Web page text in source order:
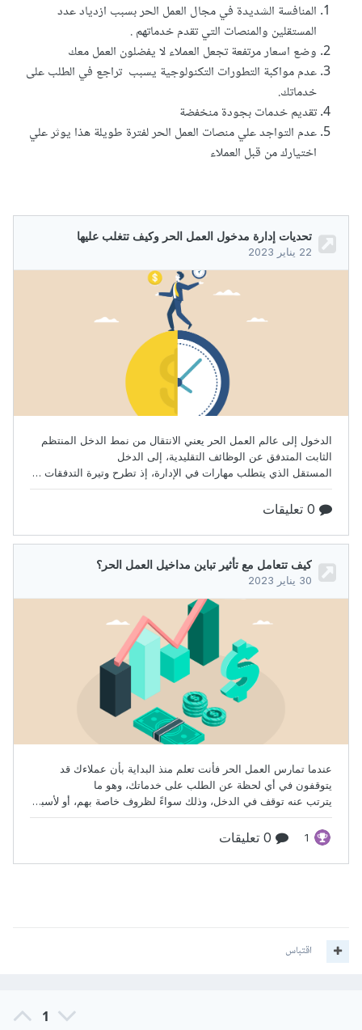
المنافسة الشديدة في مجال العمل الحر بسبب ازدياد عدد
المستقلين والمنصات التي تقدم خدماتهم .
وضع اسعار مرتفعة تجعل العملاء لا يفضلون العمل معك
عدم مواكبة التطورات التكنولوجية يسبب تراجع في الطلب على
خدماتك.
تقديم خدمات بجودة منخفضة
عدم التواجد علي منصات العمل الحر لفترة طويلة هذا يوثر علي
اختيارك من قبل العملاء
اقتباس
1